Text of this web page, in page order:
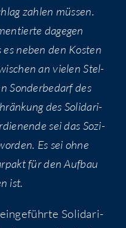
zah­len müs­sen.
dage­gen
neben den Kos­ten
an vie­len Stel­
Son­der­be­darf des
des Soli­da­ri­
sei das Sozi­
Es sei ohne
für den Auf­bau
ist.
Soli­da­ri­